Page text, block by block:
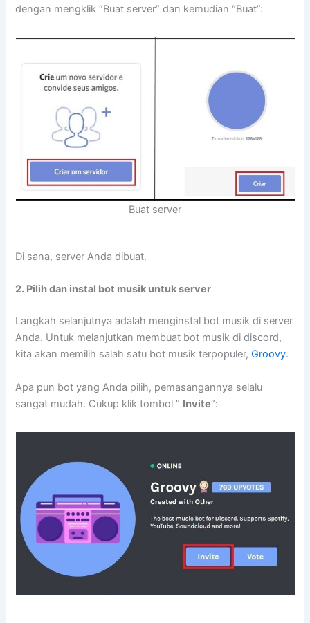
dengan mengklik “Buat server” dan kemudian “Buat”:
Buat server
Di sana, server Anda dibuat.
2. Pilih dan instal bot musik untuk server
Langkah selanjutnya adalah menginstal bot musik di server
Anda. Untuk melanjutkan membuat bot musik di discord,
kita akan memilih salah satu bot musik terpopuler,Groovy.
Apa pun bot yang Anda pilih, pemasangannya selalu
sangat mudah. Cukup klik tombol ” Invite“: